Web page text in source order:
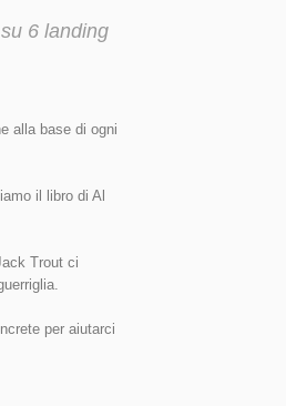
6 landing
alla base di ogni
il libro di Al
Trout ci
per aiutarci